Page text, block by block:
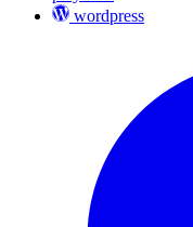
wordpress